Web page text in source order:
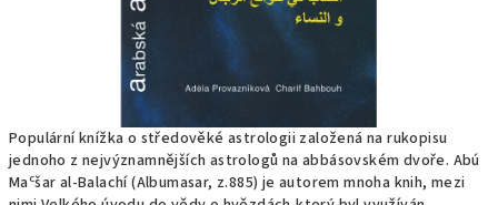
Populární knížka o středověké astrologii založená na rukopisu
jednoho z nejvýznamnějších astrologů na abbásovském dvoře. Abú
Ma cšar al-Balachí (Albumasar, z.885) je autorem mnoha knih, mezi